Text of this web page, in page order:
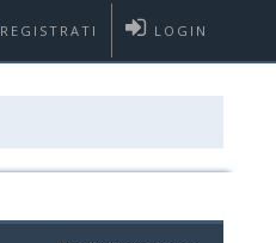
LOGIN
REGISTRATI